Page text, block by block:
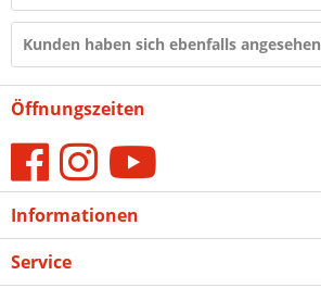
Kunden haben sich ebenfalls angesehen
Öffnungszeiten
Informationen
Service